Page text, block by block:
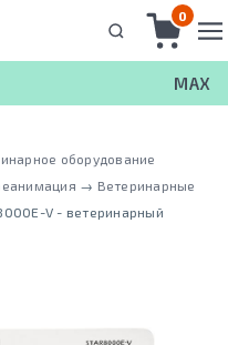
0
MAX
оборудование
→ Ветеринарные
V - ветеринарный